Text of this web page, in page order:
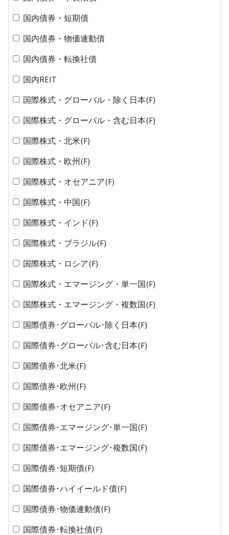
国内債券・短期債
国内債券・物価連動債
国内債券・転換社債
国内REIT
国際株式・グローバル・除く日本(F)
国際株式・グローバル・含む日本(F)
国際株式・北米(F)
国際株式・欧州(F)
国際株式・オセアニア(F)
国際株式・中国(F)
国際株式・インド(F)
国際株式・ブラジル(F)
国際株式・ロシア(F)
国際株式・エマージング・単一国(F)
国際株式・エマージング・複数国(F)
国際債券･グローバル･除く日本(F)
国際債券･グローバル･含む日本(F)
国際債券･北米(F)
国際債券･欧州(F)
国際債券･オセアニア(F)
国際債券･エマージング･単一国(F)
国際債券･エマージング･複数国(F)
国際債券･短期債(F)
国際債券･ハイイールド債(F)
国際債券･物価連動債(F)
国際債券･転換社債(F)